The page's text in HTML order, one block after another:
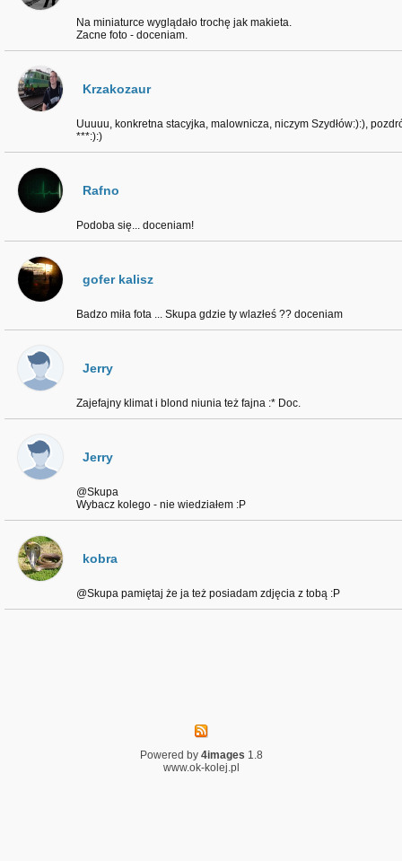
Na miniaturce wyglądało trochę jak makieta.
Zacne foto - doceniam.
Krzakozaur
Uuuuu, konkretna stacyjka, malownicza, niczym Szydłów:):),
***:):)
Rafno
Podoba się... doceniam!
gofer kalisz
Badzo miła fota ... Skupa gdzie ty wlazłeś ?? doceniam
Jerry
Zajefajny klimat i blond niunia też fajna :* Doc.
Jerry
@Skupa
Wybacz kolego - nie wiedziałem :P
kobra
@Skupa pamiętaj że ja też posiadam zdjęcia z tobą :P
Powered by 4images 1.8
www.ok-kolej.pl